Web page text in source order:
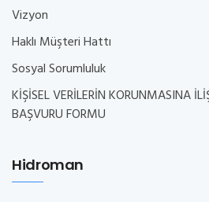
Vizyon
Haklı Müşteri Hattı
Sosyal Sorumluluk
KİŞİSEL VERİLERİN KORUNMASINA
BAŞVURU FORMU
Hidroman